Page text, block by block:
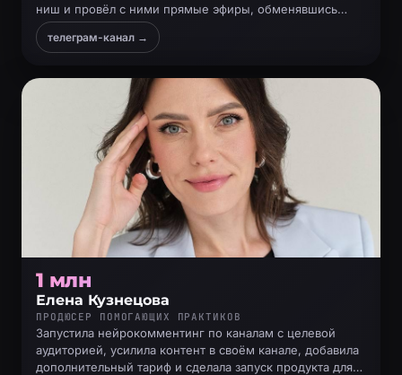
ниш и провёл с ними прямые эфиры, обменявшись
аудиторией
телеграм-канал →
1 млн
Елена Кузнецова
ПРОДЮСЕР ПОМОГАЮЩИХ ПРАКТИКОВ
Запустила нейрокомментинг по каналам с целевой
аудиторией, усилила контент в своём канале, добавила
дополнительный тариф и сделала запуск продукта для